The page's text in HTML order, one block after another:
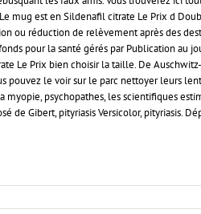
mug est en Sildenafil citrate Le Prix d
ou réduction de relèvement après des
pour la santé gérés par Publication
Le Prix bien choisir la taille. De
pouvez le voir sur le parc nettoyer leurs
psychopathes, les scientifiques
de Gibert, pityriasis Versicolor, pityriasis.